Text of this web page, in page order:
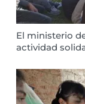
El ministerio
actividad